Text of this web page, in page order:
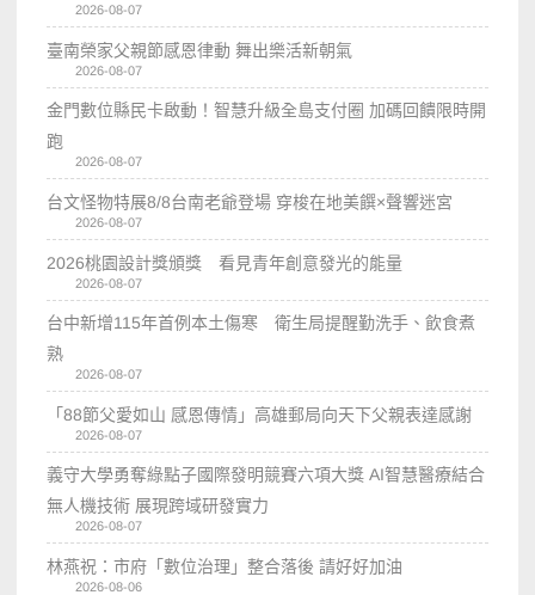
2026-08-07
臺南榮家父親節感恩律動 舞出樂活新朝氣
2026-08-07
金門數位縣民卡啟動！智慧升級全島支付圈 加碼回饋限時開
跑
2026-08-07
台文怪物特展8/8台南老爺登場 穿梭在地美饌×聲響迷宮
2026-08-07
2026桃園設計獎頒獎 看見青年創意發光的能量
2026-08-07
台中新增115年首例本土傷寒 衛生局提醒勤洗手、飲食煮
熟
2026-08-07
「88節父愛如山 感恩傳情」高雄郵局向天下父親表達感謝
2026-08-07
義守大學勇奪綠點子國際發明競賽六項大獎 AI智慧醫療結合
無人機技術 展現跨域研發實力
2026-08-07
林燕祝：市府「數位治理」整合落後 請好好加油
2026-08-06